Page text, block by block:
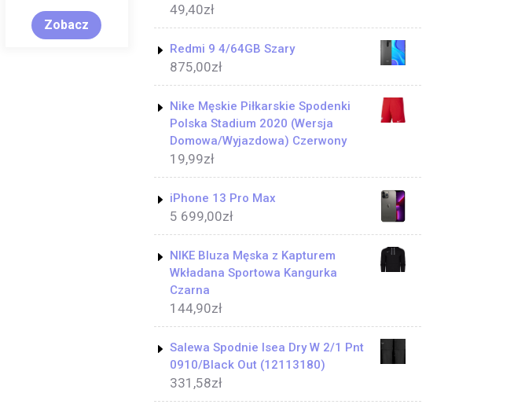
Zobacz
49,40zł
Redmi 9 4/64GB Szary
875,00zł
Nike Męskie Piłkarskie Spodenki
Polska Stadium 2020 (Wersja
Domowa/Wyjazdowa) Czerwony
19,99zł
iPhone 13 Pro Max
5 699,00zł
NIKE Bluza Męska z Kapturem
Wkładana Sportowa Kangurka
Czarna
144,90zł
Salewa Spodnie Isea Dry W 2/1 Pnt
0910/Black Out (12113180)
331,58zł